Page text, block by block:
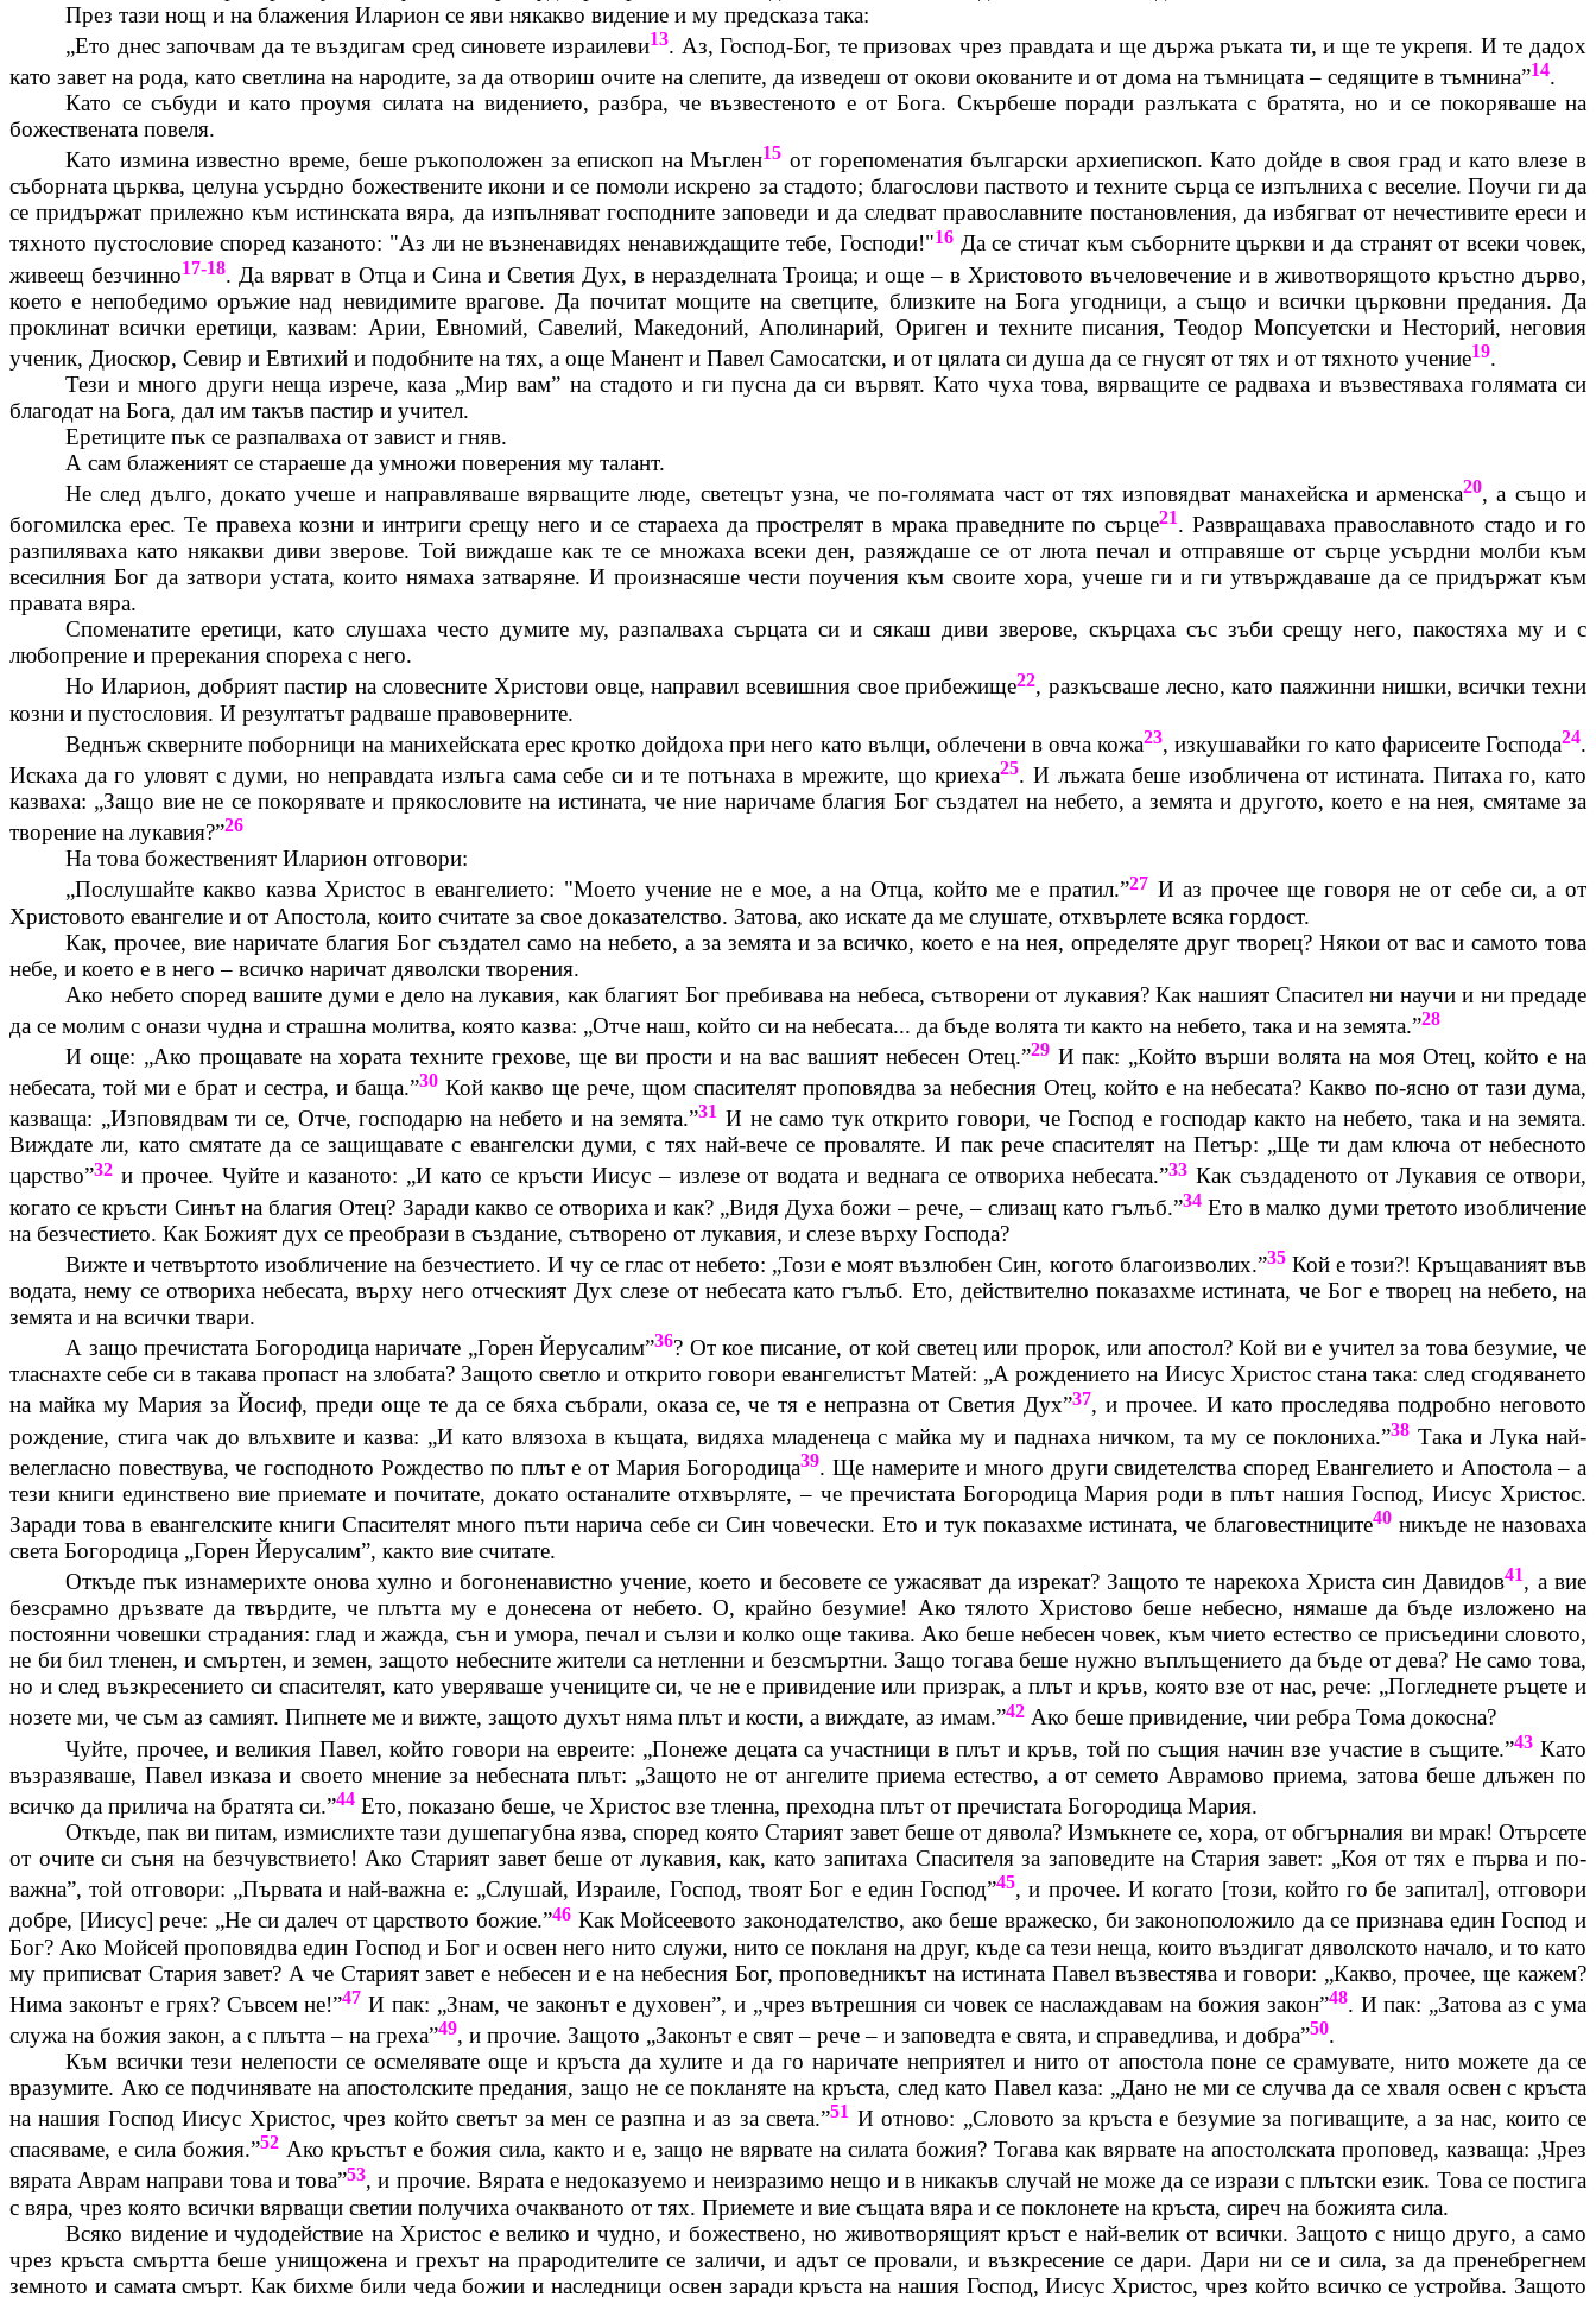
През тази нощ и наблажения Иларион се яви някакво видение и му предсказа така:
„Ето днес започвам да те въздигам сред синовете израилеви13. Аз, Господ-Бог, те призовах чрез правдата и ще държа ръката ти, и ще те укрепя. И те дадох
като завет на рода, като светлина на народите, за да отвориш очите на слепите, да изведеш от окови окованите и от дома на тъмницата – седящите в тъмнина”14.
Като се събуди и като проумя силата на видението, разбра, че възвестеното е от Бога. Скърбеше поради разлъката с братята, но и се покоряваше на
божествената повеля.
Като измина известно време, беше ръкоположен за епископ на Мъглен15 от горепоменатиябългарски архиепископ. Като дойде в своя град и като влезе в
съборната църква, целуна усърдно божествените икони и се помоли искрено за стадото; благослови паството и техните сърца се изпълниха с веселие. Поучи ги да
се придържат прилежно към истинската вяра, да изпълняват господните заповеди и да следват православните постановления, да избягват от нечестивите ереси и
тяхното пустословие според казаното: "Аз ли не възненавидях ненавиждащите тебе, Господи!"16Да се стичат към съборните църкви и да странят от всеки човек,
живеещ безчинно17-18. Да вярват в Отца и Сина и Светия Дух, в неразделната Троица; и още – в Христовотовъчеловечение и вживотворящото кръстно дърво,
което е непобедимо оръжие над невидимите врагове. Да почитат мощите на светците, близките на Бога угодници, а също и всички църковни предания. Да
проклинат всички еретици, казвам: Арии,Евномий,Савелий, Македоний, Аполинарий, Оригени техните писания, Теодор Мопсуетскии Несторий, неговия
ученик, Диоскор, Севир и Евтихий и подобните на тях, а още Манент и Павел Самосатски, и от цялата си душа да се гнусят от тях и от тяхното учение19.
Тези и много други неща изрече, каза „Мир вам” на стадото и ги пусна да си вървят. Като чуха това, вярващите се радваха и възвестяваха голямата си
благодат на Бога, дал им такъв пастир и учител.
Еретиците пък се разпалваха от завист и гняв.
А самблаженият се стараеше да умножи поверения му талант.
Не след дълго, докато учеше и направляваше вярващите люде, светецът узна, че по-голямата част от тях изповядват манахейскаи арменска20, а също и
богомилска ерес. Те правеха козни и интриги срещу него и се стараеха да прострелят в мрака праведните по сърце21. Развращаваха православното стадо и го
разпиляваха като някакви диви зверове. Той виждаше как те се множаха всеки ден, разяждаше се от люта печал и отправяше от сърце усърдни молби към
всесилния Бог да затвори устата, които нямаха затваряне. И произнасяше чести поучения към своите хора, учеше ги и ги утвърждаваше да се придържат към
правата вяра.
Споменатите еретици, като слушаха често думите му, разпалваха сърцата си и сякаш диви зверове, скърцаха със зъби срещу него, пакостяха му и с
любопрение и пререкания спореха с него.
Но Иларион, добрият пастир на словесните Христови овце, направил всевишния свое прибежище22, разкъсваше лесно, катопаяжинни нишки, всички техни
козни и пустословия. И резултатът радваше правоверните.
Веднъж скверните поборници на манихейската ерес кротко дойдоха при него като вълци, облечени в овча кожа23, изкушавайки го като фарисеите Господа24.
Искаха да го уловят с думи, но неправдата излъга сама себе си и те потънаха в мрежите, що криеха25. И лъжата беше изобличена от истината. Питаха го, като
казваха: „Защо вие не се покорявате и прякословитена истината, че ние наричаме благия Бог създател на небето, а земята и другото, което е на нея, смятаме за
творение на лукавия?”26
На това божествениятИларион отговори:
„Послушайте какво казва Христос в евангелието: "Моето учение не е мое, а на Отца, който ме е пратил.”27 И аз прочее ще говоря не от себе си, а от
Христовото евангелие и от Апостола, които считате за свое доказателство. Затова, ако искате да ме слушате, отхвърлете всяка гордост.
Как, прочее, вие наричате благия Бог създател само на небето, а за земята и за всичко, което е на нея, определяте друг творец? Някои от вас и самото това
небе, и което е в него – всичко наричат дяволски творения.
Ако небето според вашите думи е дело на лукавия, как благият Бог пребивава на небеса, сътворени от лукавия? Как нашият Спасител ни научи и ни предаде
да се молим с онази чудна и страшна молитва, която казва: „Отче наш, който си на небесата... да бъде волята ти както на небето, така и на земята.”28
И още: „Ако прощавате на хората техните грехове, ще ви прости и на вас вашият небесен Отец.”29И пак: „Който върши волята на моя Отец, който е на
небесата, той ми е брат и сестра, и баща.”30 Кой какво ще рече, щом спасителят проповядва за небесния Отец, който е на небесата? Какво по-ясно от тази дума,
казваща: „Изповядвам ти се, Отче, господарю на небето и на земята.”31 И не само тук открито говори, че Господ е господар както на небето, така и на земята.
Виждате ли, като смятате да се защищавате с евангелски думи, с тях най-вече се проваляте. И пак рече спасителят на Петър: „Ще ти дам ключа от небесното
царство”32 и прочее. Чуйте и казаното: „И като се кръсти Иисус – излезе от водата и веднага се отвориха небесата.”33 Как създаденото от Лукавия се отвори,
когато се кръсти Синът на благия Отец? Заради какво се отвориха и как? „Видя Духа божи – рече, – слизащ като гълъб.”34Ето в малко думи третото изобличение
на безчестието. Как Божият дух се преобрази в създание, сътворено от лукавия, и слезе върху Господа?
Вижте и четвъртото изобличение на безчестието. И чу се глас от небето: „Този е моят възлюбен Син, когото благоизволих.”35Кой е този?! Кръщаваният във
водата, нему се отвориха небесата, върху него отческият Дух слезе от небесата като гълъб. Ето, действително показахме истината, че Бог е творец на небето, на
земята и на всички твари.
А защо пречистата Богородица наричате „Горен Йерусалим”36? От кое писание, от кой светец или пророк, или апостол? Кой ви е учител за това безумие, че
тласнахте себе си в такава пропаст на злобата? Защото светло и открито говори евангелистът Матей: „А рождението на Иисус Христос стана така: след сгодяването
на майка му Мария за Йосиф, преди още те да се бяха събрали, оказа се, че тя е непразна от Светия Дух”37, и прочее. И като проследява подробно неговото
рождение, стига чак до влъхвите и казва: „И като влязоха в къщата, видяха младенеца с майка му и паднаха ничком, та му се поклониха.”38 Така и Лука най-
велегласно повествува, че господното Рождество по плът е от Мария Богородица39. Ще намерите и много други свидетелства според Евангелието и Апостола – а
тези книги единствено вие приемате и почитате, докато останалите отхвърляте, – че пречистата Богородица Мария роди в плът нашия Господ, Иисус Христос.
Заради това в евангелските книги Спасителят много пъти нарича себе си Син човечески. Ето и тук показахме истината, че благовестниците40 никъде не назоваха
света Богородица „Горен Йерусалим”, както вие считате.
Откъде пък изнамерихте оновахулно и богоненавистно учение, което и бесовете се ужасяват да изрекат? Защото те нарекоха Христа син Давидов41, а вие
безсрамно дръзвате да твърдите, че плътта му е донесена от небето. О, крайно безумие! Ако тялото Христово беше небесно, нямаше да бъде изложено на
постоянни човешки страдания: глад и жажда, сън и умора, печал и сълзи и колко още такива. Ако беше небесен човек, към чието естество се присъедини словото,
не би бил тленен, и смъртен, и земен, защото небесните жители са нетленни и безсмъртни. Защо тогава беше нужно въплъщението да бъде от дева? Не само това,
но и след възкресението си спасителят, като уверяваше учениците си, че не е привидение или призрак, а плът и кръв, която взе от нас, рече: „Погледнете ръцете и
нозете ми, че съм аз самият. Пипнете ме и вижте, защото духът няма плът и кости, а виждате, аз имам.”42 Ако беше привидение, чии ребра Тома докосна?
Чуйте, прочее, и великия Павел, който говори на евреите: „Понеже децата са участници в плът и кръв, той по същия начин взе участие в същите.”43Като
възразяваше, Павел изказа и своето мнение за небесната плът: „Защото не от ангелите приема естество, а от семето Аврамово приема, затова беше длъжен по
всичко да прилича на братята си.”44 Ето, показано беше, че Христос взе тленна, преходна плът от пречистата Богородица Мария.
Откъде, пак ви питам, измислихте тази душепагубнаязва, според която Старият завет беше от дявола? Измъкнете се, хора, от обгърналия ви мрак! Отърсете
от очите си съня на безчувствието! Ако Старият завет беше от лукавия, как, като запитаха Спасителя за заповедите на Стария завет: „Коя от тях е първа и по-
важна”, той отговори: „Първата и най-важна е: „Слушай,Израиле, Господ, твоят Бог е един Господ”45, и прочее. И когато [този, който го бе запитал], отговори
добре, [Иисус] рече: „Не си далеч от царството божие.”46 КакМойсеевото законодателство, ако беше вражеско, бизаконоположило да се признава един Господ и
Бог? Ако Мойсей проповядва един Господ и Бог и освен него нито служи, нито се покланя на друг, къде са тези неща, които въздигат дяволското начало, и то като
му приписват Стария завет? А че Старият завет е небесен и е на небесния Бог, проповедникът на истината Павел възвестява и говори: „Какво, прочее, ще кажем?
Нима законът е грях? Съвсем не!”47 И пак: „Знам, че законът е духовен”, и „чрез вътрешния си човек се наслаждавам на божия закон”48. И пак: „Затова аз с ума
служа на божия закон, а с плътта – на греха”49, и прочие. Защото „Законът е свят – рече – и заповедта е свята, и справедлива, и добра”50.
Към всички тези нелепости се осмелявате още и кръста да хулите и да го наричате неприятел и нито от апостола поне се срамувате, нито можете да се
вразумите. Ако се подчинявате на апостолските предания, защо не се покланяте на кръста, след като Павел каза: „Дано не ми се случва да се хваля освен с кръста
на нашия Господ Иисус Христос, чрез който светът за мен се разпна и аз за света.”51 И отново: „Словото за кръста е безумие за погиващите, а за нас, които се
спасяваме, е сила божия.”52 Ако кръстът е божия сила, както и е, защо не вярвате на силата божия? Тогава как вярвате на апостолската проповед, казваща: „Чрез
вярата Аврам направи това и това”53, и прочие. Вярата е недоказуемо и неизразимо нещо и в никакъв случай не може да се изрази с плътски език. Това се постига
с вяра, чрез която всички вярващи светии получиха очакваното от тях. Приемете и вие същата вяра и се поклонете на кръста, сиреч на божията сила.
Всяко видение ичудодействие на Христос е велико и чудно, и божествено, но животворящияткръст е най-велик от всички. Защото с нищо друго, а само
чрез кръста смъртта беше унищожена и грехът на прародителите се заличи, и адът се провали, и възкресение се дари. Дари ни се и сила, за да пренебрегнем
земното и самата смърт. Как бихме били чеда божии и наследници освен заради кръста на нашия Господ, Иисус Христос, чрез който всичко се устройва. Защото